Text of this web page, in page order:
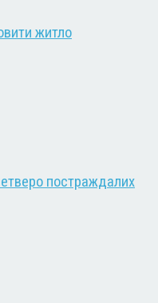
житло
постраждалих